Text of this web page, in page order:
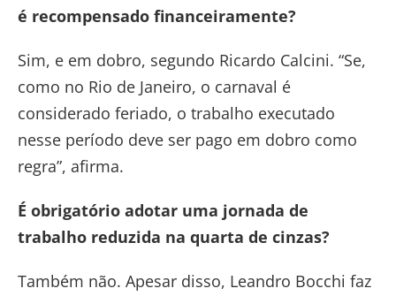
é recompensado financeiramente?
Sim, e em dobro, segundo Ricardo Calcini. “Se,
como no Rio de Janeiro, o carnaval é
considerado feriado, o trabalho executado
nesse período deve ser pago em dobro como
regra”, afirma.
É obrigatório adotar uma jornada de
trabalho reduzida na quarta de cinzas?
Também não. Apesar disso, Leandro Bocchi faz